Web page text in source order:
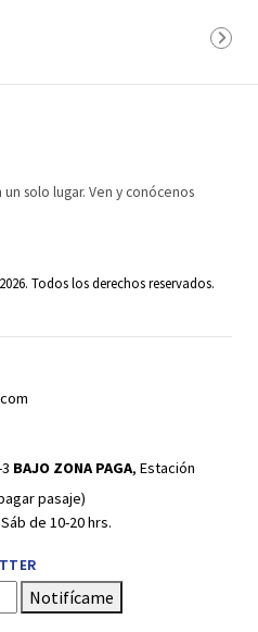
solo lugar. Ven y conócenos
Todos los derechos reservados.
BAJO ZONA PAGA, Estación
pasaje)
de 10-20 hrs.
Notifícame